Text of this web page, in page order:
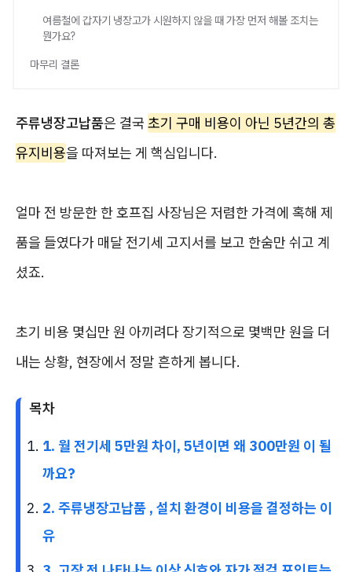
여름철에 갑자기 냉장고가 시원하지 않을 때 가장 먼저 해볼 조치는
뭔가요?
마무리 결론
주류냉장고납품은 결국 초기 구매 비용이 아닌 5년간의 총
유지비용을 따져보는 게 핵심입니다.
얼마 전 방문한 한 호프집 사장님은 저렴한 가격에 혹해 제
품을 들였다가 매달 전기세 고지서를 보고 한숨만 쉬고 계
셨죠.
초기 비용 몇십만 원 아끼려다 장기적으로 몇백만 원을 더
내는 상황, 현장에서 정말 흔하게 봅니다.
목차
1. 월 전기세 5만원 차이, 5년이면 왜 300만원 이 될
까요?
2. 주류냉장고납품 , 설치 환경이 비용을 결정하는 이
유